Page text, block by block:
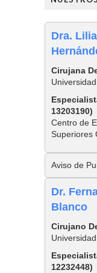
Dra.
Cirujana
13203190)
Centro de
Superiores
Aviso de
Dr.
Blanco
Cirujano
12232448)